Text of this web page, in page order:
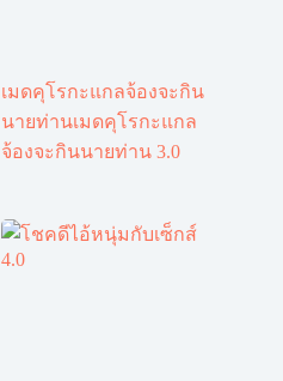
เมดคุโรกะแกลจ้องจะกิน
นายท่านเมดคุโรกะแกล
จ้องจะกินนายท่าน 3.0